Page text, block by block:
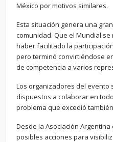
México por motivos similares.
Esta situación genera una
comunidad. Que el Mundial
haber facilitado la
pero terminó convirtiéndose
de competencia a varios
Los organizadores del evento
dispuestos a colaborar en
problema que excedió
Desde la Asociación
posibles acciones para